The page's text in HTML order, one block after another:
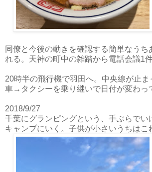
同僚と今後の動きを確認する簡単なうち
れる。天神の町中の雑踏から電話会議1件
20時半の飛行機で羽田へ。中央線が止
車→タクシーを乗り継いで日付が変わっ
2018/9/27
千葉にグランピングという、手ぶらでい
キャンプにいく。子供が小さいうちはこ